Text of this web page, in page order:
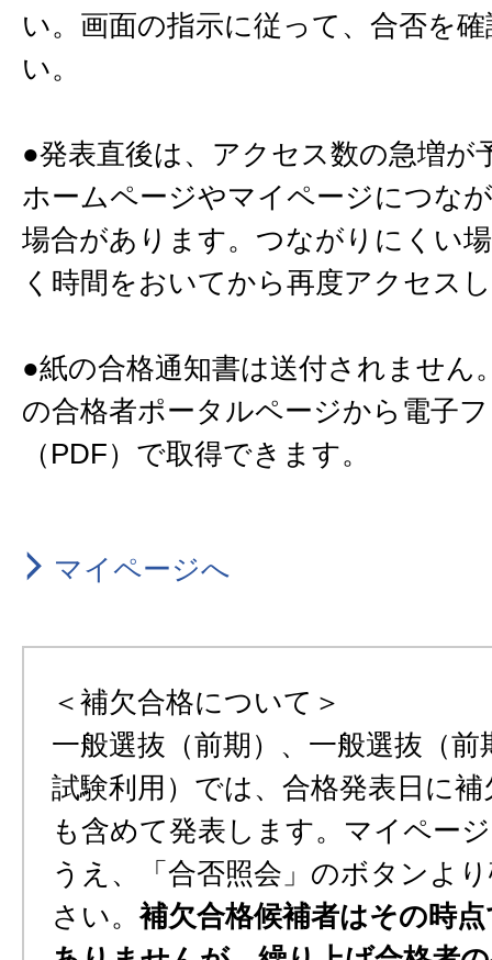
い。画面の指示に従って、合否を
い。
●発表直後は、アクセス数の急増が
ホームページやマイページにつな
場合があります。つながりにくい
く時間をおいてから再度アクセス
●紙の合格通知書は送付されません
の合格者ポータルページから電子
（PDF）で取得できます。
マイページへ
＜補欠合格について＞
一般選抜（前期）、一般選抜（前
試験利用）では、合格発表日に
も含めて発表します。マイペー
うえ、「合否照会」のボタンよ
さい。補欠合格候補者はその時